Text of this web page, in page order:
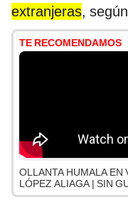
extranjeras,
TE RECOMENDAMOS
OLLANTA HUMALA EN
LÓPEZ ALIAGA | SIN